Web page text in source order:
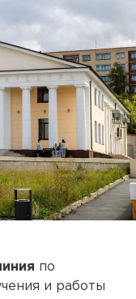
по
и работы